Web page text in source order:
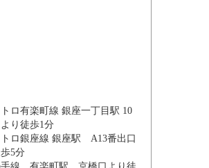
ロ有楽町線 銀座一丁目駅 10
り徒歩1分
ロ銀座線 銀座駅 A13番出口
5分